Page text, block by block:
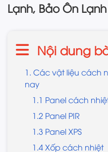
Lạnh, Bảo Ôn
Nội dung
1. Các vật liệu cách
nay
1.1 Panel cách
1.2 Panel PIR
1.3 Panel XPS
1.4 Xốp cách nhiệt